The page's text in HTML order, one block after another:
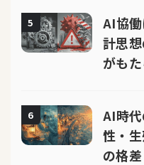
5
AI協
計思
がも
6
AI時
性・
の格差